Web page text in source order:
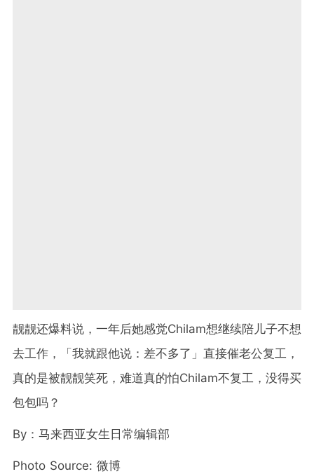
靓靓还爆料说，一年后她感觉Chilam想继续陪儿子不想
去工作，「我就跟他说：差不多了」直接催老公复工，
真的是被靓靓笑死，难道真的怕Chilam不复工，没得买
包包吗？
By：马来西亚女生日常编辑部
Photo Source: 微博